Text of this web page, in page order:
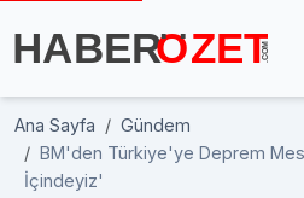
Ana Sayfa
Gündem
BM'den Türkiye'ye Deprem
İçindeyiz'